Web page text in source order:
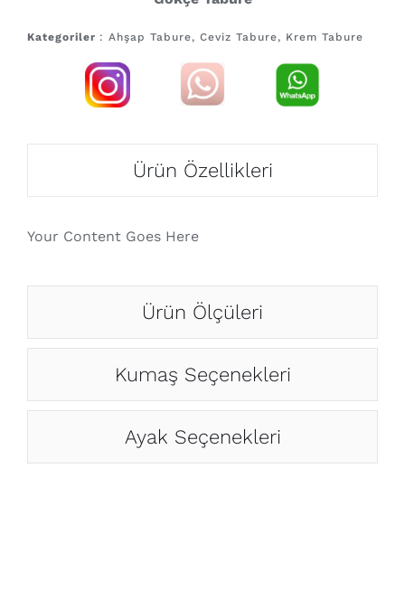
Kategoriler : Ahşap Tabure, Ceviz Tabure, Krem Tabure
Ürün Özellikleri
Your Content Goes Here
Ürün Ölçüleri
Kumaş Seçenekleri
Ayak Seçenekleri